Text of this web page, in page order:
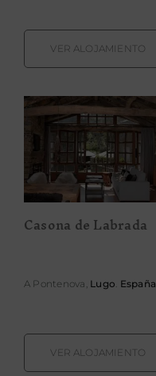
VER ALOJAMIENTO
Casona de
Labrada
Casona de Labrada
A Pontenova, Lugo. España
VER ALOJAMIENTO